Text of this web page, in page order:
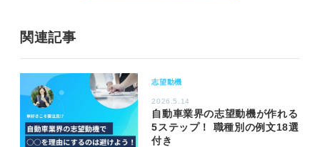
関連記事
志望動機
2026.5.14
自動車業界の志望動機が作れる
5ステップ！ 職種別の例文18選
付き